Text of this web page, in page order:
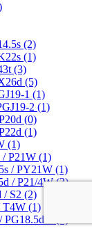
(2)
(1)
(3)
(5)
1 (1)
2 (1)
(0)
(1)
(1)
P21W (1)
/ PY21W (1)
/ P21/4W(3)
/ S2 (2)
T4W (1)
1